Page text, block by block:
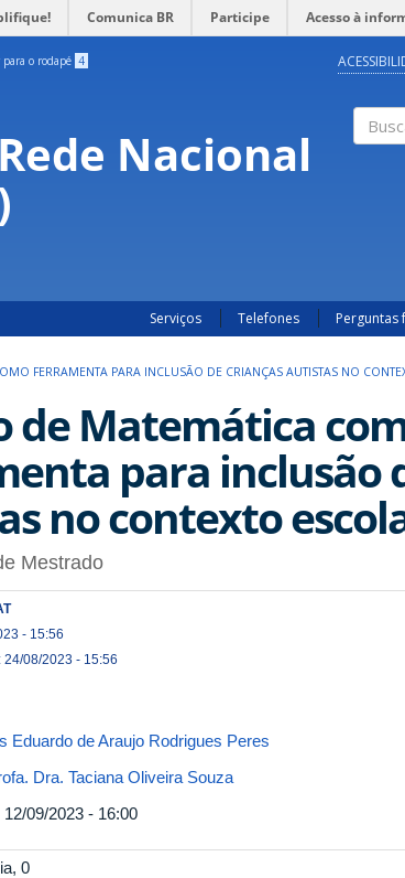
Comunica BR Participe Acesso à
para o rodapé 4
Nacional
Serviços Telefones Perguntas
FERRAMENTA PARA INCLUSÃO DE CRIANÇAS AUTISTAS NO
de Matemática
para inclusão
no contexto
Mestrado
- 15:56
08/2023 - 15:56
Eduardo de Araujo Rodrigues Peres
Dra. Taciana Oliveira Souza
12/09/2023 - 16:00
0